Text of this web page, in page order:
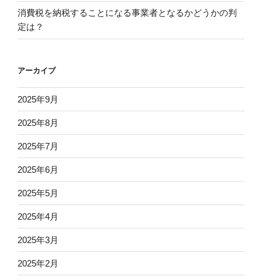
消費税を納税することになる事業者となるかどうかの判
定は？
アーカイブ
2025年9月
2025年8月
2025年7月
2025年6月
2025年5月
2025年4月
2025年3月
2025年2月